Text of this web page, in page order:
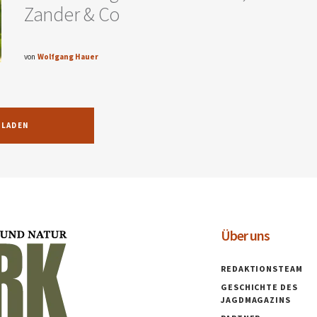
Zander & Co
von Wolfgang Hauer
Über uns
REDAKTIONSTEAM
GESCHICHTE DES
JAGDMAGAZINS